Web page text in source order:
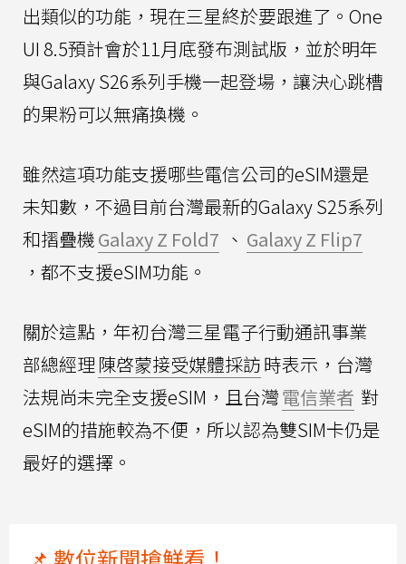
出類似的功能，現在三星終於要跟進了。One
UI 8.5預計會於11月底發布測試版，並於明年
與Galaxy S26系列手機一起登場，讓決心跳槽
的果粉可以無痛換機。
雖然這項功能支援哪些電信公司的eSIM還是
未知數，不過目前台灣最新的Galaxy S25系列
和摺疊機Galaxy Z Fold7 、 Galaxy Z Flip7
，都不支援eSIM功能。
關於這點，年初台灣三星電子行動通訊事業
部總經理 陳啓蒙接受媒體採訪時表示，台灣
法規尚未完全支援eSIM，且台灣電信業者 對
eSIM的措施較為不便，所以認為雙SIM卡仍是
最好的選擇。